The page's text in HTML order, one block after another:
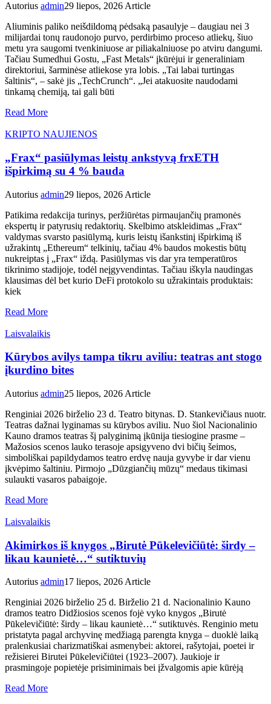
Autorius admin29 liepos, 2026 Article
Aliuminis paliko neišdildomą pėdsaką pasaulyje – daugiau nei 3
milijardai tonų raudonojo purvo, perdirbimo proceso atliekų, šiuo
metu yra saugomi tvenkiniuose ar piliakalniuose po atviru dangumi.
Tačiau Sumedhui Gostu, „Fast Metals“ įkūrėjui ir generaliniam
direktoriui, šarminėse atliekose yra lobis. „Tai labai turtingas
šaltinis“, – sakė jis „TechCrunch“. „Jei atakuosite naudodami
tinkamą chemiją, tai gali būti
Read More
KRIPTO NAUJIENOS
„Frax“ pasiūlymas leistų ankstyvą frxETH
išpirkimą su 4 % bauda
Autorius admin29 liepos, 2026 Article
Patikima redakcija turinys, peržiūrėtas pirmaujančių pramonės
ekspertų ir patyrusių redaktorių. Skelbimo atskleidimas „Frax“
valdymas svarsto pasiūlymą, kuris leistų išankstinį išpirkimą iš
užrakintų „Ethereum“ telkinių, tačiau 4% baudos mokestis būtų
nukreiptas į „Frax“ iždą. Pasiūlymas vis dar yra temperatūros
tikrinimo stadijoje, todėl neįgyvendintas. Tačiau iškyla naudingas
klausimas dėl bet kurio DeFi protokolo su užrakintais produktais:
kiek
Read More
Laisvalaikis
Kūrybos avilys tampa tikru aviliu: teatras ant stogo
įkurdino bites
Autorius admin25 liepos, 2026 Article
Renginiai 2026 birželio 23 d. Teatro bitynas. D. Stankevičiaus nuotr.
Teatras dažnai lyginamas su kūrybos aviliu. Nuo šiol Nacionalinio
Kauno dramos teatras šį palyginimą įkūnija tiesiogine prasme –
Mažosios scenos lauko terasoje apsigyveno dvi bičių šeimos,
simboliškai papildydamos teatro erdvę nauja gyvybe ir dar vienu
įkvėpimo šaltiniu. Pirmojo „Dūzgiančių mūzų“ medaus tikimasi
sulaukti vasaros pabaigoje.
Read More
Laisvalaikis
Akimirkos iš knygos „Birutė Pūkelevičiūtė: širdy –
likau kaunietė…“ sutiktuvių
Autorius admin17 liepos, 2026Article
Renginiai 2026 birželio 25 d. Birželio 21 d. Nacionalinio Kauno
dramos teatro Didžiosios scenos fojė vyko knygos „Birutė
Pūkelevičiūtė: širdy – likau kaunietė…“ sutiktuvės. Renginio metu
pristatyta pagal archyvinę medžiagą parengta knyga – duoklė laiką
pralenkusiai charizmatiškai asmenybei: aktorei, rašytojai, poetei ir
režisierei Birutei Pūkelevičiūtei (1923–2007). Jaukioje ir
prasmingoje popietėje prisiminimais bei įžvalgomis apie kūrėją
Read More